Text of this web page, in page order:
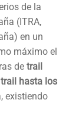
de la
(ITRA,
en un
máximo el
de trail
trail hasta los
existiendo